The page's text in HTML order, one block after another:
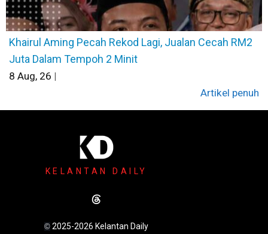
Khairul Aming Pecah Rekod Lagi, Jualan Cecah RM2
Juta Dalam Tempoh 2 Minit
8 Aug, 26 |
Artikel penuh
KELANTAN DAILY
© 2025-2026 Kelantan Daily